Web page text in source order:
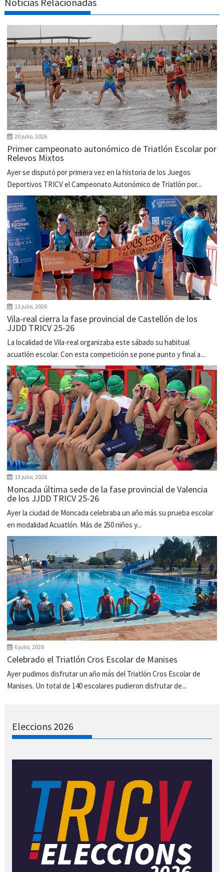
20 julio, 2026
Primer campeonato autonómico de Triatlón Escolar por
Relevos Mixtos
Ayer se disputó por primera vez en la historia de los Juegos
Deportivos TRICV el Campeonato Autonómico de Triatlón por...
13 julio, 2026
Vila-real cierra la fase provincial de Castellón de los
JJDD TRICV 25-26
La localidad de Vila-real organizaba este sábado su habitual
acuatlón escolar. Con esta competición se pone punto y final a...
13 julio, 2026
Moncada última sede de la fase provincial de Valencia
de los JJDD TRICV 25-26
Ayer la ciudad de Moncada celebraba un año más su prueba escolar
en modalidad Acuatlón. Más de 250 niños y...
6 julio, 2026
Celebrado el Triatlón Cros Escolar de Manises
Ayer pudimos disfrutar un año más del Triatlón Cros Escolar de
Manises. Un total de 140 escolares pudieron disfrutar de...
Eleccions 2026